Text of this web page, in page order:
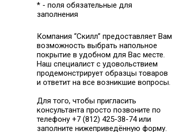
* - поля обязательные для
заполнения
Компания “Скилл” предоставляет Вам
возможность выбрать напольное
покрытие в удобном для Вас месте.
Наш специалист с удовольствием
продемонстрирует образцы товаров
и ответит на все возникшие вопросы.
Для того, чтобы пригласить
консультанта просто позвоните по
телефону +7 (812) 425-38-74 или
заполните нижеприведённую форму.